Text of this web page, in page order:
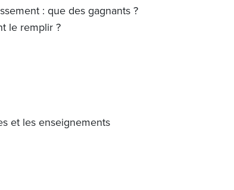
: que des gagnants ?
le remplir ?
et les enseignements